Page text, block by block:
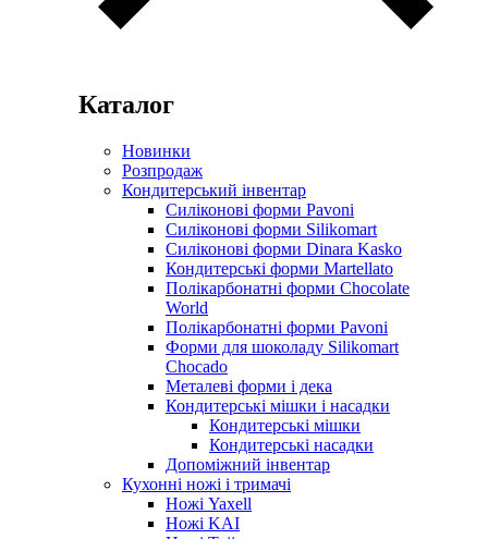
Каталог
Новинки
Розпродаж
Кондитерський інвентар
Силіконові форми Pavoni
Силіконові форми Silikomart
Силіконові форми Dinara Kasko
Кондитерські форми Martellato
Полікарбонатні форми Chocolate
World
Полікарбонатні форми Pavoni
Форми для шоколаду Silikomart
Chocado
Металеві форми і дека
Кондитерські мішки і насадки
Кондитерські мішки
Кондитерські насадки
Допоміжний інвентар
Кухонні ножі і тримачі
Ножі Yaxell
Ножі KAI